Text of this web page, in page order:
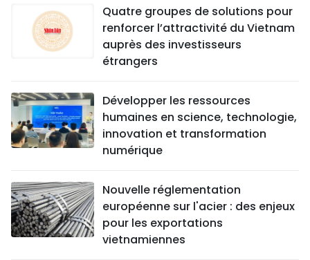
Quatre groupes de solutions pour
renforcer l’attractivité du Vietnam
auprès des investisseurs
étrangers
Développer les ressources
humaines en science, technologie,
innovation et transformation
numérique
Nouvelle réglementation
européenne sur l'acier : des enjeux
pour les exportations
vietnamiennes